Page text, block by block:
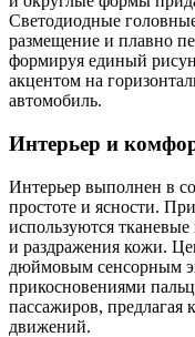
Светодиодные
размещение и плавно
формируя единый
акцентом на
автомобиль.
Интерьер и
Интерьер выполнен в
простоте и ясности.
используются
и раздражения кожи.
дюймовым сенсорным
прикосновениями
пассажиров, предлагая
движений.